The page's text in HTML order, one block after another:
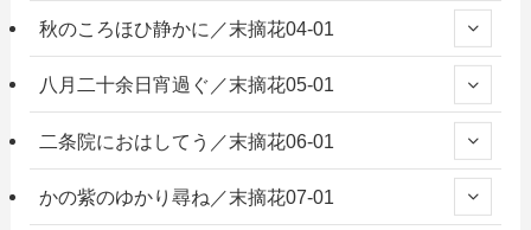
秋のころほひ静かに／末摘花04-01
八月二十余日宵過ぐ／末摘花05-01
二条院におはしてう／末摘花06-01
かの紫のゆかり尋ね／末摘花07-01